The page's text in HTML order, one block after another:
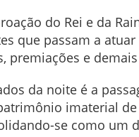
do Rei e da
que passam a
premiações e
da noite é a
imaterial
se como um